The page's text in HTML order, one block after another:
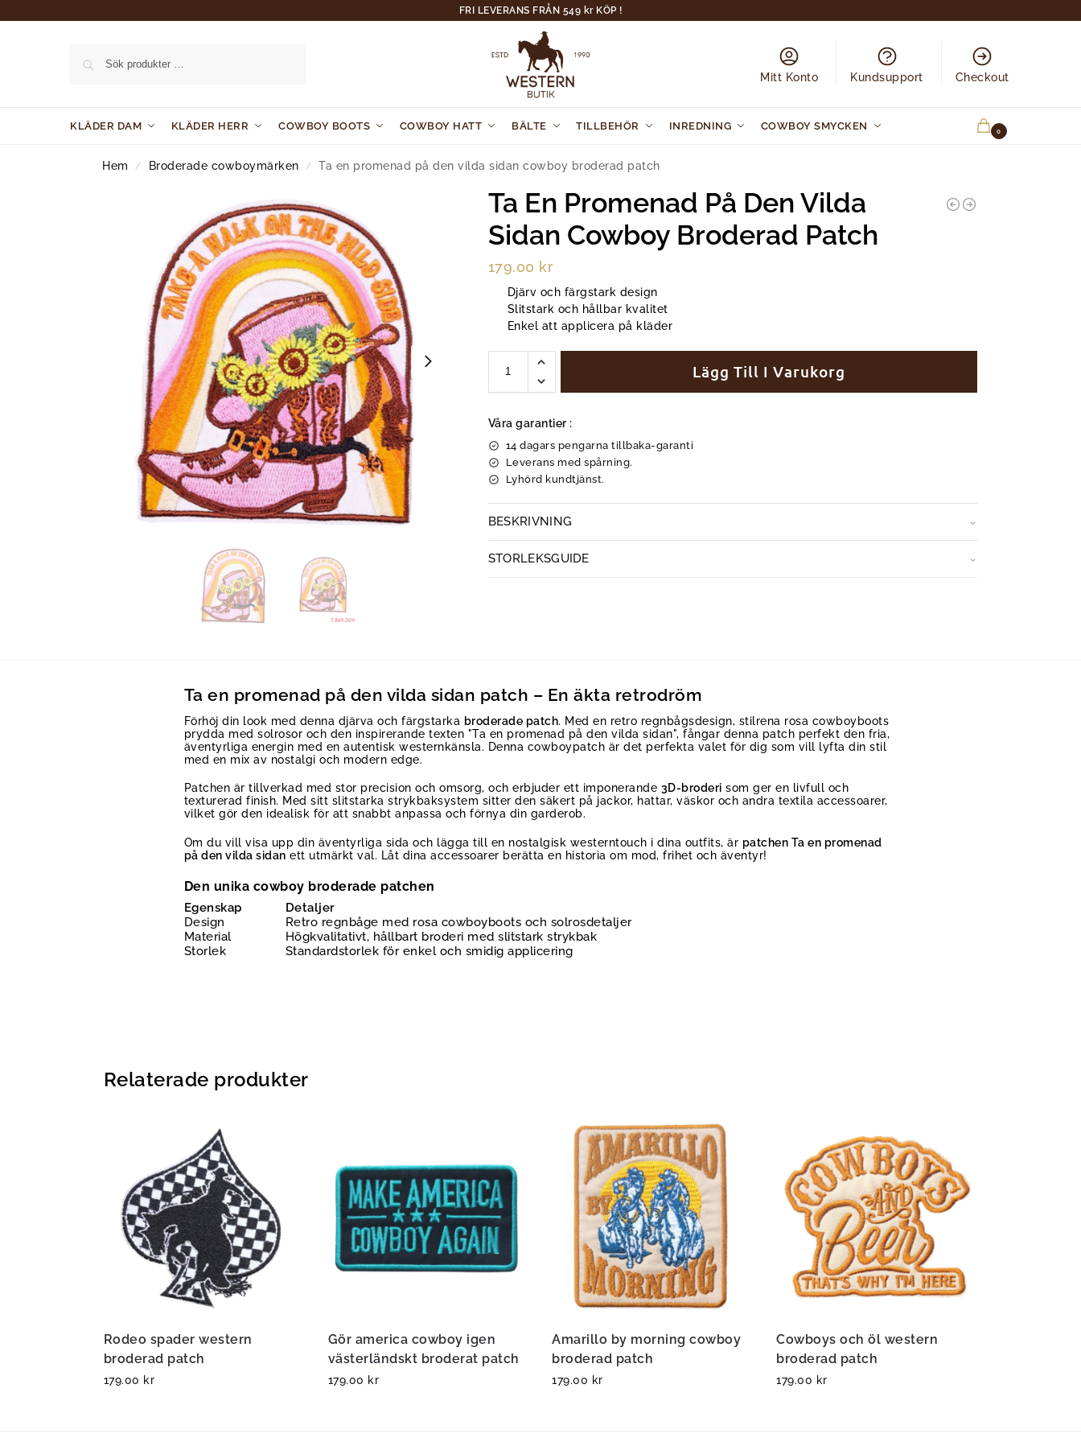
FRI LEVERANS FRÅN 549 kr KÖP !
Mitt Konto Kundsupport Checkout
KLÄDER DAM KLÄDER HERR COWBOY BOOTS COWBOY HATT BÄLTE TILLBEHÖR INREDNING COWBOY SMYCKEN 0
Hem / Broderade cowboymärken / Ta en promenad på den vilda sidan cowboy broderad patch
Ta En Promenad På Den Vilda
Sidan Cowboy Broderad Patch
179.00 kr
Djärv och färgstark design
Slitstark och hållbar kvalitet
Enkel att applicera på kläder
Lägg Till I Varukorg
Våra garantier :
14 dagars pengarna tillbaka-garanti
Leverans med spårning.
Lyhörd kundtjänst.
BESKRIVNING
STORLEKSGUIDE
Ta en promenad på den vilda sidan patch – En äkta retrodröm
Förhöj din look med denna djärva och färgstarka broderade patch. Med en retro regnbågsdesign, stilrena rosa cowboyboots
prydda med solrosor och den inspirerande texten "Ta en promenad på den vilda sidan", fångar denna patch perfekt den fria,
äventyrliga energin med en autentisk westernkänsla. Denna cowboypatch är det perfekta valet för dig som vill lyfta din stil
med en mix av nostalgi och modern edge.
Patchen är tillverkad med stor precision och omsorg, och erbjuder ett imponerande 3D-broderi som ger en livfull och
texturerad finish. Med sitt slitstarka strykbaksystem sitter den säkert på jackor, hattar, väskor och andra textila accessoarer,
vilket gör den idealisk för att snabbt anpassa och förnya din garderob.
Om du vill visa upp din äventyrliga sida och lägga till en nostalgisk westerntouch i dina outfits, är patchen Ta en promenad
på den vilda sidan ett utmärkt val. Låt dina accessoarer berätta en historia om mod, frihet och äventyr!
Den unika cowboy broderade patchen
Egenskap
Detaljer
Design
Retro regnbåge med rosa cowboyboots och solrosdetaljer
Material
Högkvalitativt, hållbart broderi med slitstark strykbak
Storlek
Standardstorlek för enkel och smidig applicering
Relaterade produkter
Rodeo spader western
broderad patch
179.00 kr
Gör america cowboy igen
västerländskt broderat patch
179.00 kr
Amarillo by morning cowboy
broderad patch
179.00 kr
Cowboys och öl western
broderad patch
179.00 kr